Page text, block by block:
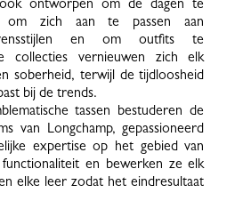
om zich aan te passen aan
en om outfits te
collecties vernieuwen zich elk
soberheid, terwijl de tijdloosheid
bij de trends.
tassen bestuderen de
van Longchamp, gepassioneerd
expertise op het gebied van
en bewerken ze elk
elke leer zodat het eindresultaat